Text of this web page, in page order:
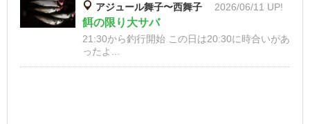
アジュール舞子〜西舞子 2026/06/11 UP!
餌の限り大サバ
21:30から釣行開始 この日は20:30に時合いがあ
ったよ...